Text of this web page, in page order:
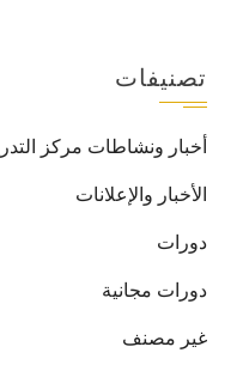
تصنيفات
أخبار ونشاطات مركز
الأخبار والإعلانات
دورات
دورات مجانية
غير مصنف